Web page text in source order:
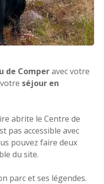
de Comperavec votre
séjour en
abrite le Centre de
pas accessible avec
pouvez faire deux
du site.
parc et ses légendes.